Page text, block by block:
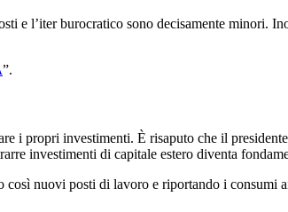
e l’iter burocratico sono decisamente minori.
”.
i propri investimenti. È risaputo che il
investimenti di capitale estero diventa
così nuovi posti di lavoro e riportando i